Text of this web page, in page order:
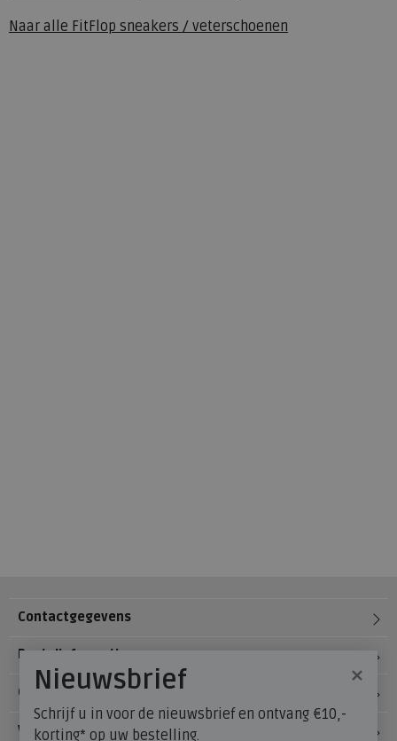
Naar alle FitFlop sneakers / veterschoenen
Contactgegevens
Bestelinformatie
Over Meijerink Schoenen
Voetzorg
×
Nieuwsbrief
Schrijf u in voor de nieuwsbrief en ontvang €10,-
korting* op uw bestelling.